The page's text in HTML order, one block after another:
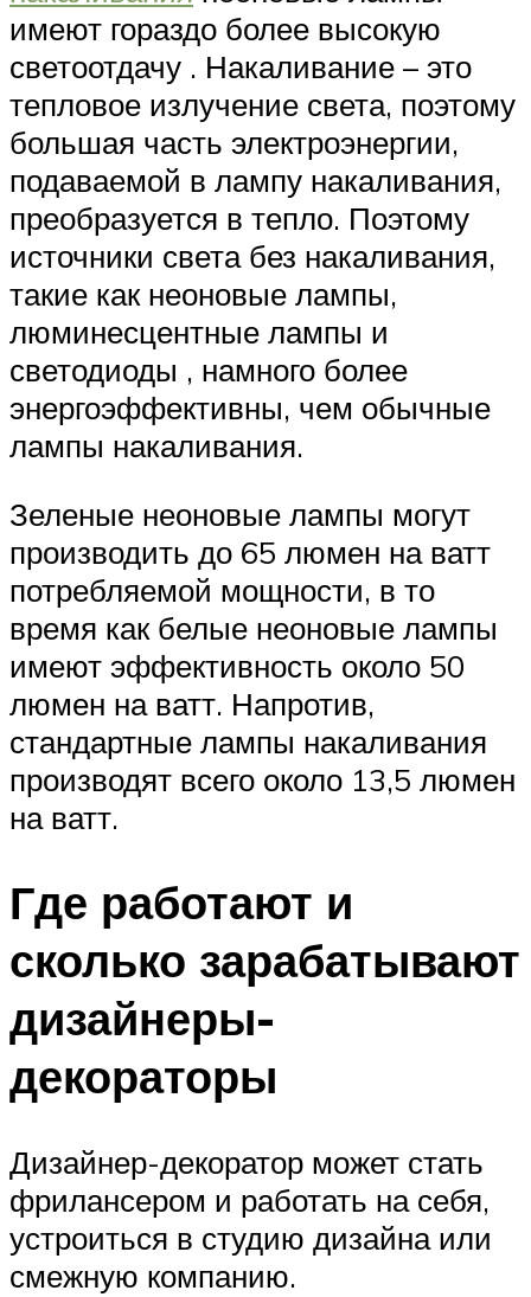
имеют гораздо более высокую
светоотдачу . Накаливание – это
тепловое излучение света, поэтому
большая часть электроэнергии,
подаваемой в лампу накаливания,
преобразуется в тепло. Поэтому
источники света без накаливания,
такие как неоновые лампы,
люминесцентные лампы и
светодиоды , намного более
энергоэффективны, чем обычные
лампы накаливания.
Зеленые неоновые лампы могут
производить до 65 люмен на ватт
потребляемой мощности, в то
время как белые неоновые лампы
имеют эффективность около 50
люмен на ватт. Напротив,
стандартные лампы накаливания
производят всего около 13,5 люмен
на ватт.
Где работают и
сколько зарабатывают
дизайнеры-
декораторы
Дизайнер-декоратор может стать
фрилансером и работать на себя,
устроиться в студию дизайна или
смежную компанию.